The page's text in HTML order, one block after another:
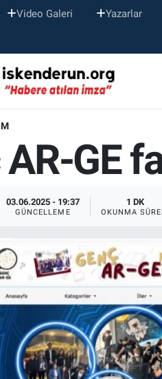
Video Galeri Yazarlar
AR-GE
03.06.2025 - 19:37
GÜNCELLEME
1 DK
OKUNMA